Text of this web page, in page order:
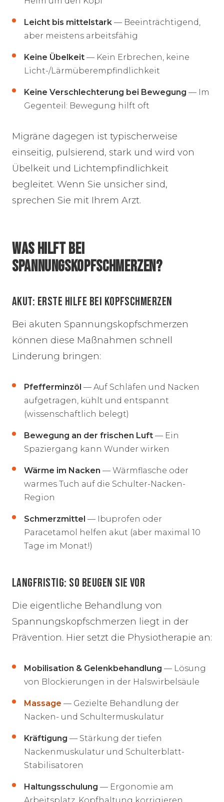
Leicht bis mittelstark — Beeinträchtigend,
aber meistens arbeitsfähig
Keine Übelkeit — Kein Erbrechen, keine
Licht-/Lärmüberempfindlichkeit
Keine Verschlechterung bei Bewegung — Im
Gegenteil: Bewegung hilft oft
Migräne dagegen ist typischerweise
einseitig, pulsierend, stark und wird von
Übelkeit und Lichtempfindlichkeit
begleitet. Wenn Sie unsicher sind,
sprechen Sie mit Ihrem Arzt.
WAS HILFT BEI
SPANNUNGSKOPFSCHMERZEN?
AKUT: ERSTE HILFE BEI KOPFSCHMERZEN
Bei akuten Spannungskopfschmerzen
können diese Maßnahmen schnell
Linderung bringen:
Pfefferminzöl — Auf Schläfen und Nacken
aufgetragen, kühlt und entspannt
(wissenschaftlich belegt)
Bewegung an der frischen Luft — Ein
Spaziergang kann Wunder wirken
Wärme im Nacken — Wärmflasche oder
warmes Tuch auf die Schulter-Nacken-
Region
Schmerzmittel — Ibuprofen oder
Paracetamol helfen akut (aber maximal 10
Tage im Monat!)
LANGFRISTIG: SO BEUGEN SIE VOR
Die eigentliche Behandlung von
Spannungskopfschmerzen liegt in der
Prävention. Hier setzt die Physiotherapie an:
Mobilisation & Gelenkbehandlung — Lösung
von Blockierungen in der Halswirbelsäule
Massage — Gezielte Behandlung der
Nacken- und Schultermuskulatur
Kräftigung — Stärkung der tiefen
Nackenmuskulatur und Schulterblatt-
Stabilisatoren
Haltungsschulung — Ergonomie am